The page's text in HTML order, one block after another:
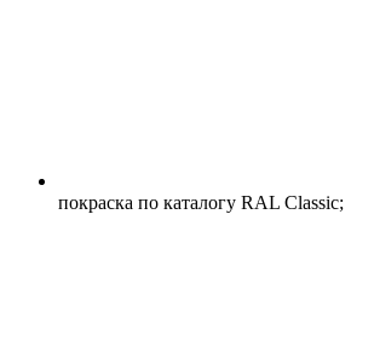
покраска по каталогу RAL Classic;